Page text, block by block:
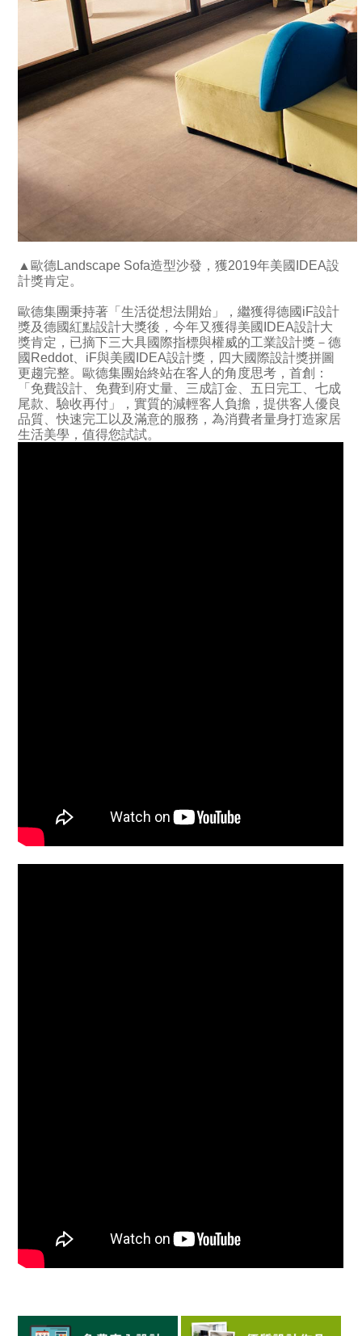
▲歐德Landscape Sofa造型沙發，獲2019年美國IDEA設
計獎肯定。
歐德集團秉持著「生活從想法開始」，繼獲得德國iF設計
獎及德國紅點設計大獎後，今年又獲得美國IDEA設計大
獎肯定，已摘下三大具國際指標與權威的工業設計獎－德
國Reddot、iF與美國IDEA設計獎，四大國際設計獎拼圖
更趨完整。歐德集團始終站在客人的角度思考，首創：
「免費設計、免費到府丈量、三成訂金、五日完工、七成
尾款、驗收再付」，實質的減輕客人負擔，提供客人優良
品質、快速完工以及滿意的服務，為消費者量身打造家居
生活美學，值得您試試。